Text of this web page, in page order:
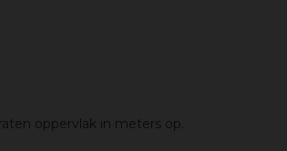
oppervlak in meters op.